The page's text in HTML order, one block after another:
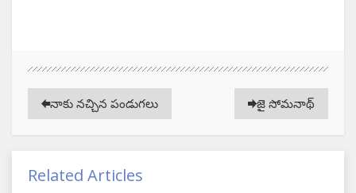
నాకు నచ్చిన పండుగలు జై సోమనాథ్
Related Articles